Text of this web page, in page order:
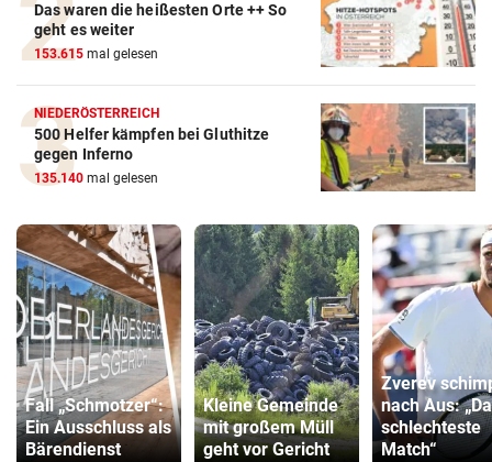
Das waren die heißesten Orte ++ So
geht es weiter
153.615 mal gelesen
NIEDERÖSTERREICH
500 Helfer kämpfen bei Gluthitze
gegen Inferno
135.140 mal gelesen
Fall „Schmotzer“:
Ein Ausschluss als
Bärendienst
Kleine Gemeinde
mit großem Müll
geht vor Gericht
Zverev
nach Aus:
schlechteste
Match“